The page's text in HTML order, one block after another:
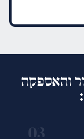
והאספקה